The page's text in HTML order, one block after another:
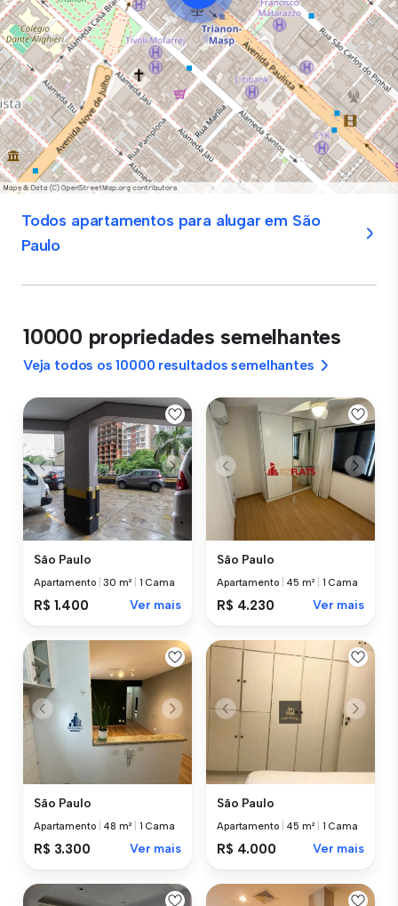
Todos apartamentos para alugar em São
Paulo
10000 propriedades semelhantes
Veja todos os 10000 resultados semelhantes
São Paulo
Apartamento |30 m² 1 Cama
R$ 1.400 Ver mais
São Paulo
Apartamento 45 m² 1 Cama
R$ 4.230 Ver mais
São Paulo
Apartamento 48 m² 1 Cama
R$ 3.300 Ver mais
São Paulo
Apartamento 45 m² 1 Cama
R$ 4.000 Ver mais